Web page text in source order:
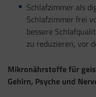
Schlafzimmer als
Schlafzimmer frei
bessere
zu reduzieren, vor
Mikronährstoffe für
Gehirn, Psyche und